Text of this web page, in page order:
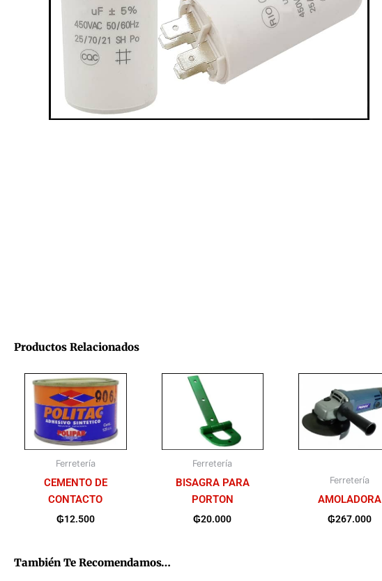
Productos Relacionados
Ferretería
CEMENTO DE
CONTACTO
₲12.500
Ferretería
BISAGRA PARA
PORTON
₲20.000
Ferretería
AMOLADORA
₲267.000
También Te Recomendamos…